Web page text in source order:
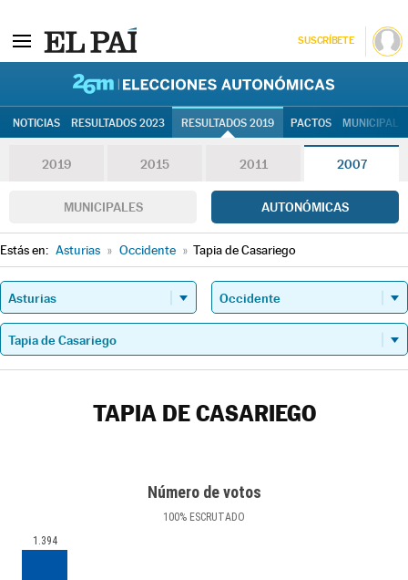
SUSCRÍBETE
NOTICIAS RESULTADOS 2023 RESULTADOS 2019 PACTOS
2019 2015 2011 2007
MUNICIPALES AUTONÓMICAS
Estás en: Asturias » Occidente » Tapia de Casariego
TAPIA DE CASARIEGO
Número de votos
100% ESCRUTADO
1.394